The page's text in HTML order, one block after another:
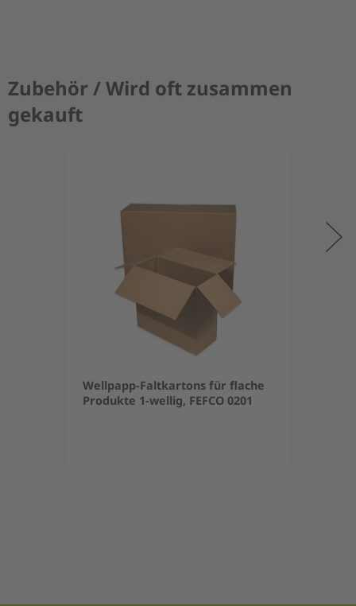
Zubehör / Wird oft zusammen
gekauft
Wellpapp-Faltkartons für flache
Produkte 1-wellig, FEFCO 0201